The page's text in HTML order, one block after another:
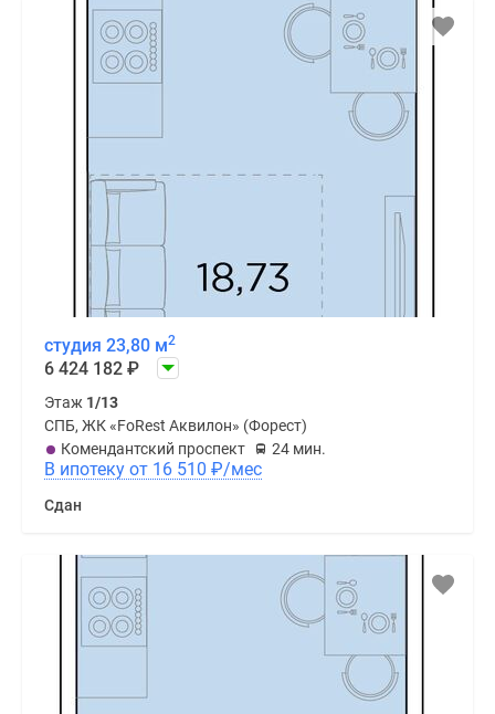
студия 23,80 м2
6 424 182 ₽
Этаж 1/13
СПБ, ЖК «FoRest Аквилон» (Форест)
Комендантский проспект
24 мин.
В ипотеку от 16 510 ₽/мес
Сдан